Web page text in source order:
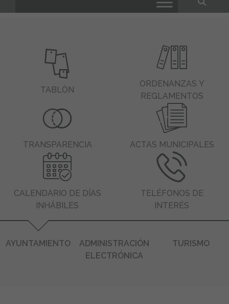
TABLÓN
ORDENANZAS Y
REGLAMENTOS
TRANSPARENCIA ACTAS MUNICIPALES
CALENDARIO DE DÍAS
INHÁBILES
TELÉFONOS DE
INTERÉS
AYUNTAMIENTO
ADMINISTRACIÓN
ELECTRÓNICA
TURISMO